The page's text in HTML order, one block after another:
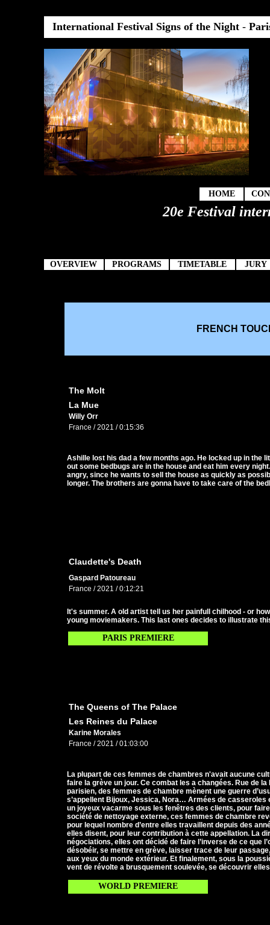
International Festival Signs of the Night -
HOME
20e Festival
OVERVIEW PROGRAMS TIMETABLE JURY
FRENCH
The Molt
La Mue
Willy Orr
France / 2021 / 0:15:36
Ashille lost his dad a few months ago. He locked up in the
out some bedbugs are in the house and eat him every
angry, since he wants to sell the house as quickly as
longer. The brothers are gonna have to take care of the
Claudette's Death
Gaspard Patoureau
France / 2021 / 0:12:21
It's summer. A old artist tell us her painfull chilhood - or
young moviemakers. This last ones decides to illustrate
PARIS PREMIERE
The Queens of The Palace
Les Reines du Palace
Karine Morales
France / 2021 / 01:03:00
La plupart de ces femmes de chambres n'avait aucune
faire la grève un jour. Ce combat les a changées. Rue de
parisien, des femmes de chambre mènent une guerre
s’appellent Bijoux, Jessica, Nora… Armées de casseroles
un joyeux vacarme sous les fenêtres des clients, pour
société de nettoyage externe, ces femmes de chambre
pour lequel nombre d’entre elles travaillent depuis des
elles disent, pour leur contribution à cette appellation. La
négociations, elles ont décidé de faire l’inverse de ce que
désobéir, se mettre en grève, laisser trace de leur
aux yeux du monde extérieur. Et finalement, sous la
vent de révolte a brusquement soulevée, se découvrir
WORLD PREMIERE